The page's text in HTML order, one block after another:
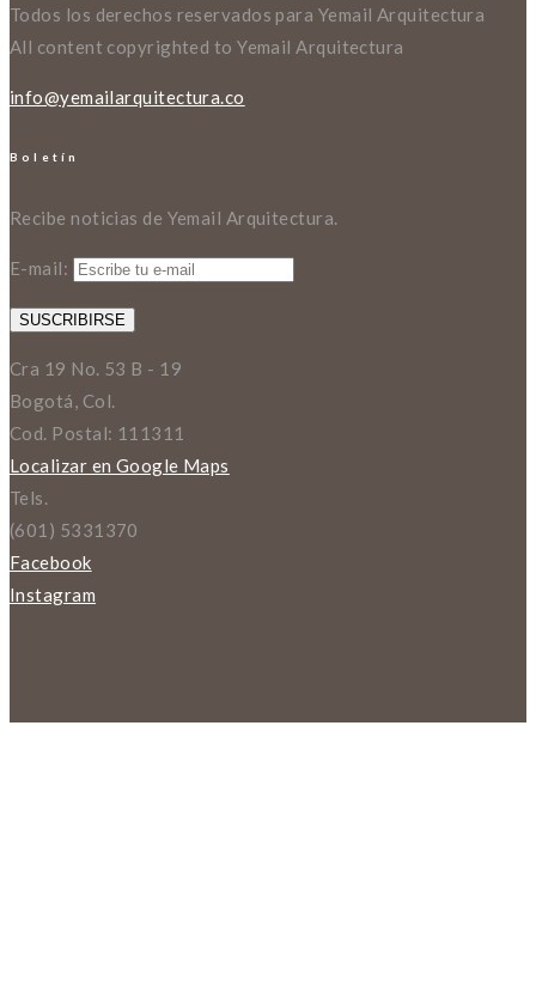
Todos los derechos reservados para Yemail Arquitectura
All content copyrighted to Yemail Arquitectura
info@yemailarquitectura.co
Boletín
Recibe noticias de Yemail Arquitectura.
E-mail:
Cra 19 No. 53 B - 19
Bogotá, Col.
Cod. Postal: 111311
Localizar en Google Maps
Tels.
(601) 5331370
Facebook
Instagram